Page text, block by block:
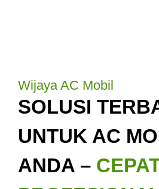
Wijaya AC Mobil
SOLUSI
UNTUK AC
ANDA –